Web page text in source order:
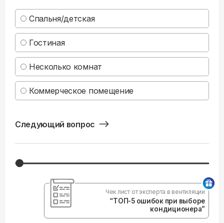
Спальня/детская
Гостиная
Несколько комнат
Коммерческое помещение
Следующий вопрос
Чек лист от эксперта в вентиляции
“ТОП-5 ошибок при выборе
кондиционера”